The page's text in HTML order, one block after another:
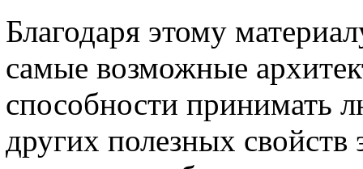
Благодаря этому
самые возможные
способности принимать
других полезных свойств